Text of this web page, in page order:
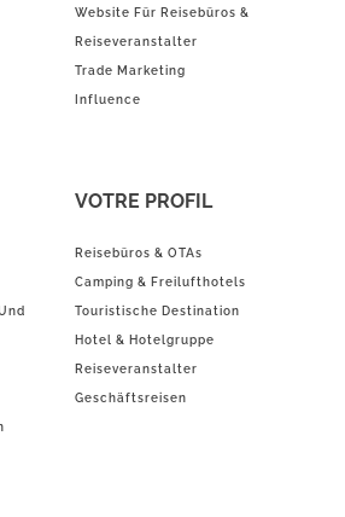
Website Für Reisebüros &
Reiseveranstalter
Trade Marketing
Influence
VOTRE PROFIL
Reisebüros & OTAs
Camping & Freilufthotels
Touristische Destination
Hotel & Hotelgruppe
Reiseveranstalter
Geschäftsreisen